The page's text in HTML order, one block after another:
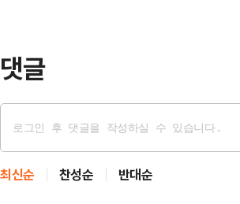
댓글
최신순 찬성순 반대순